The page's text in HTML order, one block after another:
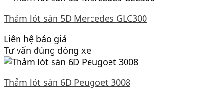
Thảm lót sàn 5D Mercedes GLC300
Liên hệ báo giá
Tư vấn đúng dòng xe
Thảm lót sàn 6D Peugoet 3008